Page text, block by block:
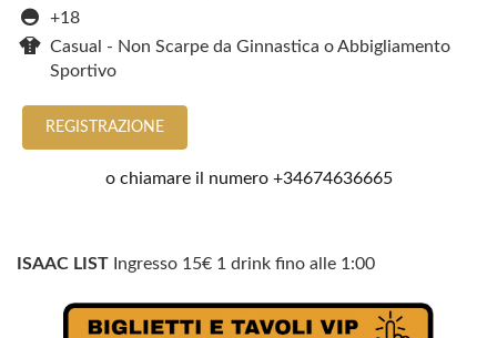
+18
Casual - Non Scarpe da Ginnastica o Abbigliamento
Sportivo
REGISTRAZIONE
o chiamare il numero +34674636665
ISAAC LIST Ingresso 15€ 1 drink fino alle 1:00